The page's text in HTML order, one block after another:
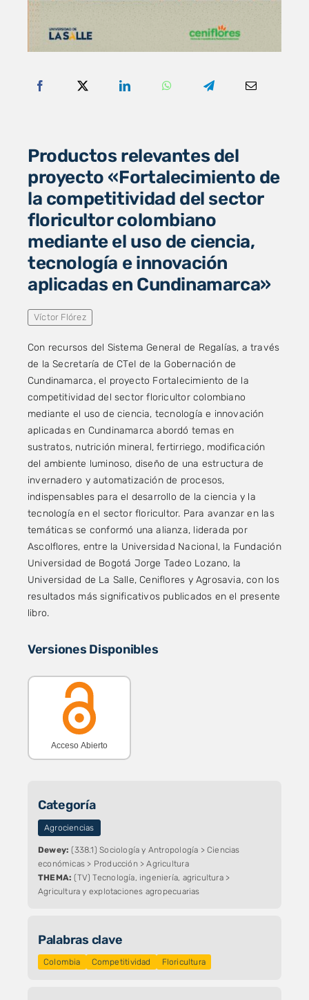
Productos relevantes del
proyecto «Fortalecimiento de
la competitividad del sector
floricultor colombiano
mediante el uso de ciencia,
tecnología e innovación
aplicadas en Cundinamarca»
Víctor Flórez
Con recursos del Sistema General de Regalías, a través
de la Secretaría de CTeI de la Gobernación de
Cundinamarca, el proyecto Fortalecimiento de la
competitividad del sector floricultor colombiano
mediante el uso de ciencia, tecnología e innovación
aplicadas en Cundinamarca abordó temas en
sustratos, nutrición mineral, fertirriego, modificación
del ambiente luminoso, diseño de una estructura de
invernadero y automatización de procesos,
indispensables para el desarrollo de la ciencia y la
tecnología en el sector floricultor. Para avanzar en las
temáticas se conformó una alianza, liderada por
Ascolflores, entre la Universidad Nacional, la Fundación
Universidad de Bogotá Jorge Tadeo Lozano, la
Universidad de La Salle, Ceniflores y Agrosavia, con los
resultados más significativos publicados en el presente
libro.
Versiones Disponibles
Acceso Abierto
Categoría
Agrociencias
Dewey: (338.1) Sociología y Antropología > Ciencias
económicas > Producción > Agricultura
THEMA: (TV) Tecnología, ingeniería, agricultura >
Agricultura y explotaciones agropecuarias
Palabras clave
Colombia Competitividad Floricultura